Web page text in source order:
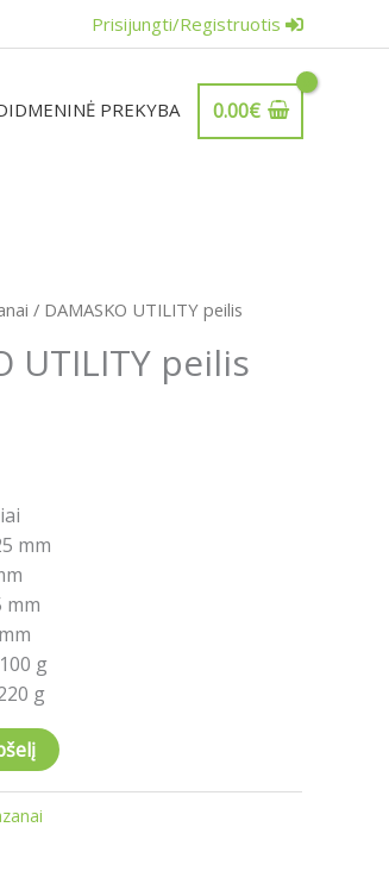
Prisijungti/Registruotis
PREKYBA 0.00€
/ DAMASKO UTILITY peilis
UTILITY peilis
mm
mm
g
g